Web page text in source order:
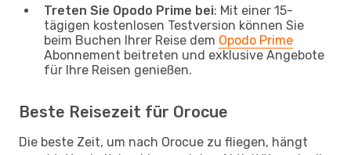
Treten Sie Opodo Prime bei: Mit einer 15-
tägigen kostenlosen Testversion können Sie
beim Buchen Ihrer Reise dem Opodo Prime
Abonnement beitreten und exklusive Angebote
für Ihre Reisen genießen.
Beste Reisezeit für Orocue
Die beste Zeit, um nach Orocue zu fliegen, hängt